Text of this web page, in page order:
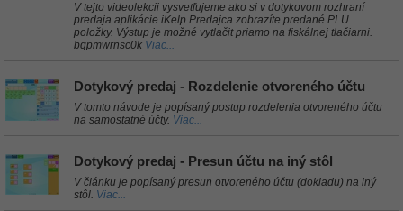
V tejto videolekcii vysvetľujeme ako si v dotykovom rozhraní
predaja aplikácie iKelp Predajca zobrazíte predané PLU
položky. Výstup je možné vytlačit priamo na fiskálnej tlačiarni.
bqpmwrnsc0k Viac...
Dotykový predaj - Rozdelenie otvoreného účtu
V tomto návode je popísaný postup rozdelenia otvoreného účtu
na samostatné účty. Viac...
Dotykový predaj - Presun účtu na iný stôl
V článku je popísaný presun otvoreného účtu (dokladu) na iný
stôl. Viac...